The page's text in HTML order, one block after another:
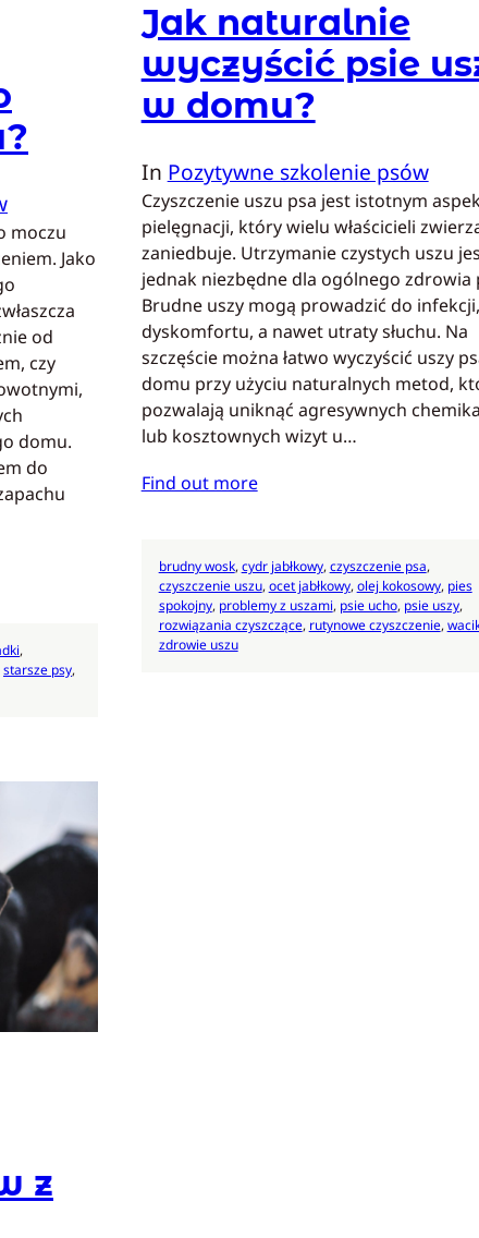
moczu
Jako
od
czy
domu.
do
starsze psy
Jak naturalnie
wyczyścić psie
w domu?
In Pozytywne szkolenie psów
Czyszczenie uszu psa jest istotnym
pielęgnacji, który wielu właścicieli
zaniedbuje. Utrzymanie czystych uszu
jednak niezbędne dla ogólnego zdrowia
Brudne uszy mogą prowadzić do infekcji,
dyskomfortu, a nawet utraty słuchu. Na
szczęście można łatwo wyczyścić uszy
domu przy użyciu naturalnych metod,
pozwalają uniknąć agresywnych
lub kosztownych wizyt u…
Find out more
brudny wosk, cydr jabłkowy, czyszczenie psa
czyszczenie uszu, ocet jabłkowy, olej kokosowy, pies
spokojny, problemy z uszami, psie ucho, psie uszy
rozwiązania czyszczące, rutynowe czyszczenie,
zdrowie uszu
z